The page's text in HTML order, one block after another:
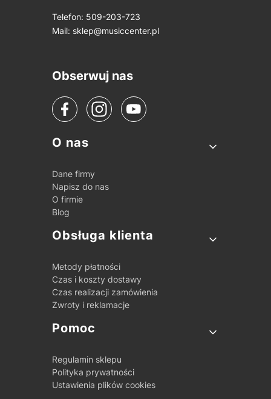
Telefon: 509-203-723
Mail: sklep@musiccenter.pl
Obserwuj nas
Linki w stopce
O nas
Dane firmy
Napisz do nas
O firmie
Blog
Obsługa klienta
Metody płatności
Czas i koszty dostawy
Czas realizacji zamówienia
Zwroty i reklamacje
Pomoc
Regulamin sklepu
Polityka prywatności
Ustawienia plików cookies